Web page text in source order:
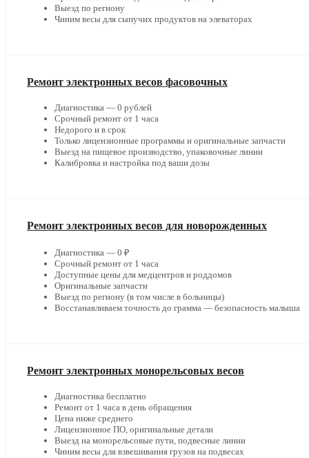
Выезд по региону
Чиним весы для сыпучих продуктов на элеваторах
Ремонт электронных весов фасовочных
Диагностика — 0 рублей
Срочный ремонт от 1 часа
Недорого и в срок
Только лицензионные программы и оригинальные запчасти
Выезд на пищевое производство, упаковочные линии
Калибровка и настройка под ваши дозы
Ремонт электронных весов для новорожденных
Диагностика — 0 ₽
Срочный ремонт от 1 часа
Доступные цены для медцентров и роддомов
Оригинальные запчасти
Выезд по региону (в том числе в больницы)
Восстанавливаем точность до грамма — безопасность малыша
Ремонт электронных монорельсовых весов
Диагностика бесплатно
Ремонт от 1 часа в день обращения
Цена ниже среднего
Лицензионное ПО, оригинальные детали
Выезд на монорельсовые пути, подвесные линии
Чиним весы для взвешивания грузов на подвесах